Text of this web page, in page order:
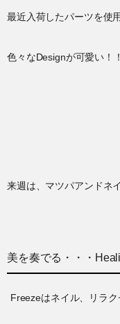
最近入荷したパーツを使
色々なDesignが可愛い！
来週は、マツパアンドネ
美を奏でる・・・
Freezeはネイル、リラ